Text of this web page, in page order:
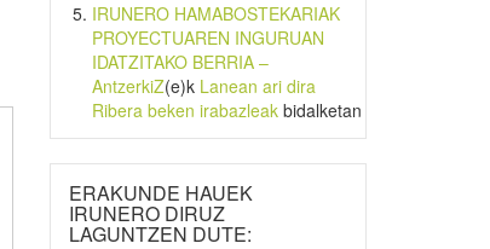
IRUNERO HAMABOSTEKARIAK
PROYECTUAREN INGURUAN
IDATZITAKO BERRIA –
AntzerkiZ(e)k Lanean ari dira
Ribera beken irabazleakbidalketan
ERAKUNDE HAUEK
IRUNERO DIRUZ
LAGUNTZEN DUTE: